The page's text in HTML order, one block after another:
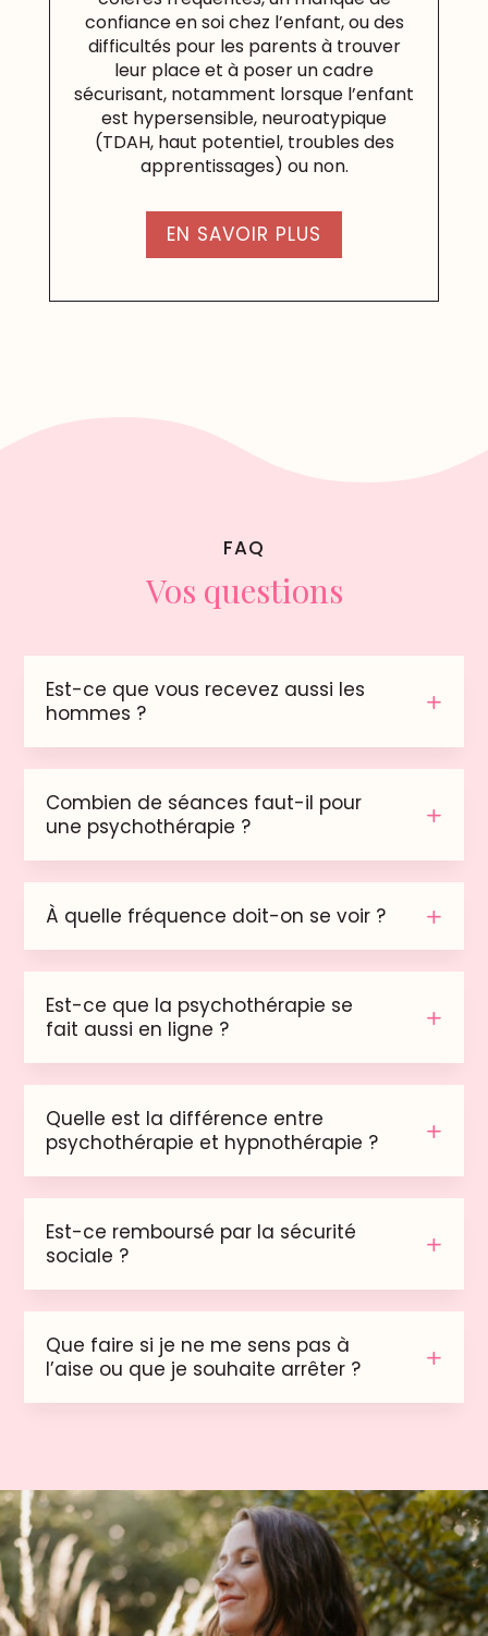
confiance en soi chez l’enfant, ou des
difficultés pour les parents à trouver
leur place et à poser un cadre
sécurisant, notamment lorsque l’enfant
est hypersensible, neuroatypique
(TDAH, haut potentiel, troubles des
apprentissages) ou non.
EN SAVOIR PLUS
FAQ
Vos questions
Est-ce que vous recevez aussi les
hommes ?
Combien de séances faut-il pour
une psychothérapie ?
À quelle fréquence doit-on se voir ?
Est-ce que la psychothérapie se
fait aussi en ligne ?
Quelle est la différence entre
psychothérapie et hypnothérapie ?
Est-ce remboursé par la sécurité
sociale ?
Que faire si je ne me sens pas à
l’aise ou que je souhaite arrêter ?